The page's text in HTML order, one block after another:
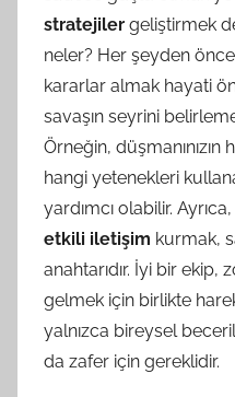
stratejiler geliştirmek
neler? Her şeyden
kararlar almak hayati
savaşın seyrini
Örneğin,
hangi yetenekleri
yardımcı olabilir.
etkili iletişim kurmak,
anahtarıdır. İyi bir ekip,
gelmek için birlikte
yalnızca bireysel
da zafer için gereklidir.